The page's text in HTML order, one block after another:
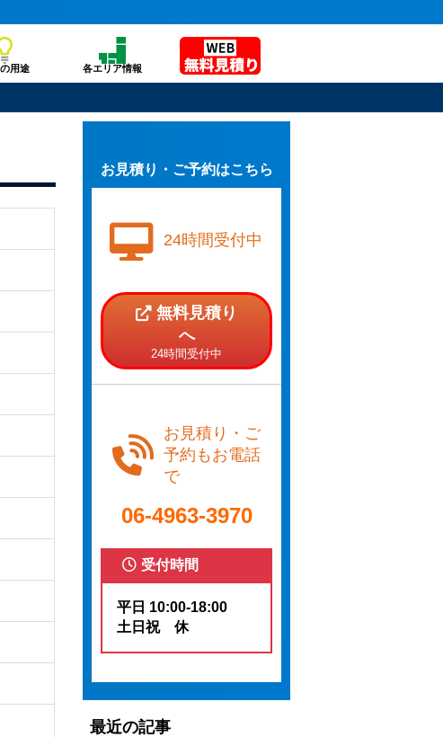
用途 各エリア情報
お見積り・ご予約はこちら
24時間受付中
無料見積り
へ
24時間受付中
お見積り・ご
予約もお電話
で
06-4963-3970
受付時間
平日 10:00-18:00
土日祝 休
最近の記事